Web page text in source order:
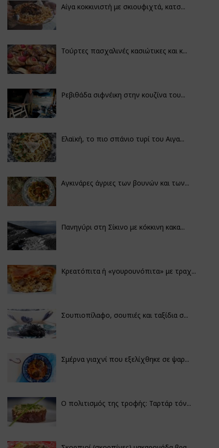
Αίγα κοκκινιστή με σκιουφιχτά, κατσ...
Τούρτες πασχαλινές κασιώτικες και κ...
Ρεβιθάδα σιφνέικη στην κουζίνα του...
Ελαϊκή, το πιο σπάνιο τυρί του Αιγα...
Αγκινάρες άγριες των βουνών και των...
Πανηγύρι στη Σίκινο με κόκκινη κακα...
Κρεατόπιτα ή «γουρουνόπιτα» με τραχ...
Σουπιοπίλαφο, σουπιές και ταξίδια σ...
Σμέρνα γιαχνί που εξελίχθηκε σε ψαρ...
Ο πολιτισμός της τροφής: Ταρτάρ τόν...